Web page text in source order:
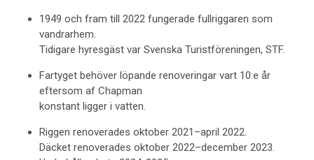
1949 och fram till 2022 fungerade fullriggaren som
vandrarhem.
Tidigare hyresgäst var Svenska Turistföreningen, STF.
Fartyget behöver löpande renoveringar vart 10:e år
eftersom af Chapman
konstant ligger i vatten.
Riggen renoverades oktober 2021–april 2022.
Däcket renoverades oktober 2022–december 2023.